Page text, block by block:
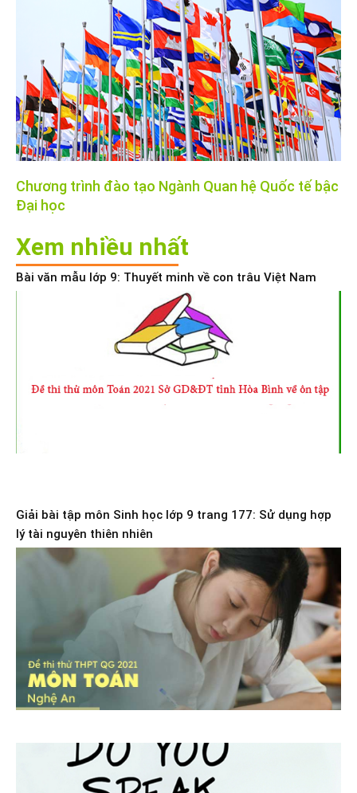
Chương trình đào tạo Ngành Quan hệ Quốc tế bậc
Đại học
Xem nhiều nhất
Bài văn mẫu lớp 9: Thuyết minh về con trâu Việt Nam
Giải bài tập môn Sinh học lớp 9 trang 177: Sử dụng hợp
lý tài nguyên thiên nhiên